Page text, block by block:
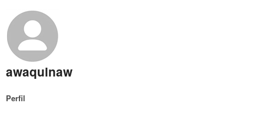
awaquinaw
Perfil